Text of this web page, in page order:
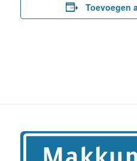
Toevoegen